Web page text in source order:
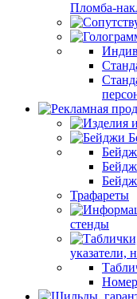
Пломба-
Трафареты
стенды
указатели,